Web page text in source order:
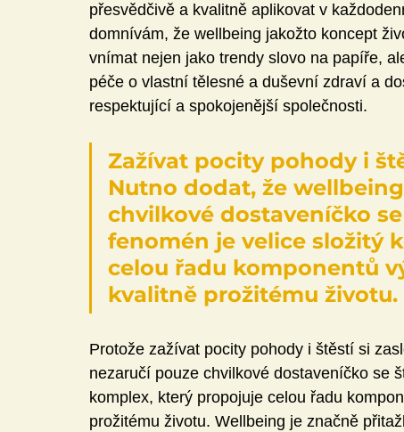
přesvědčivě a kvalitně aplikovat v
domnívám, že wellbeing jakožto koncept
vnímat nejen jako trendy slovo na papíře,
péče o vlastní tělesné a duševní zdraví a
respektující a spokojenější společnosti.
Zažívat pocity pohody i
Nutno dodat, že
chvilkové dostaveníčko
fenomén je velice složitý
celou řadu komponentů
kvalitně prožitému životu.
Protože zažívat pocity pohody i štěstí si
nezaručí pouze chvilkové dostaveníčko se
komplex, který propojuje celou řadu
prožitému životu. Wellbeing je značně